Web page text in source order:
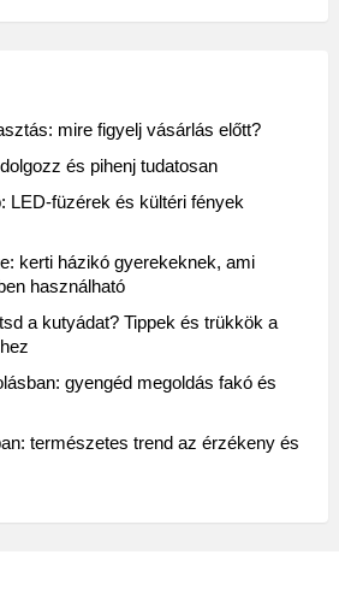
mire figyelj vásárlás előtt?
és pihenj tudatosan
LED-füzérek és kültéri fények
kerti házikó gyerekeknek, ami
használható
a kutyádat? Tippek és trükkök a
gyengéd megoldás fakó és
természetes trend az érzékeny és